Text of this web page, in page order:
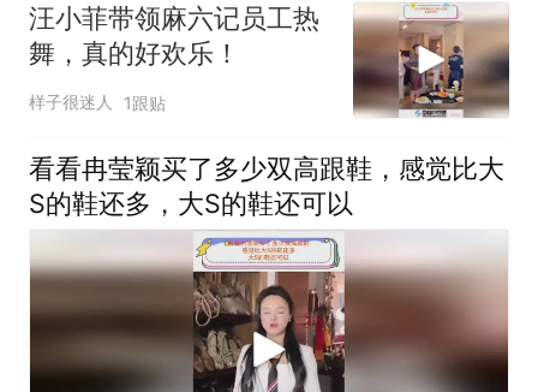
汪小菲带领麻六记员工热
舞，真的好欢乐！
样子很迷人 1跟贴
看看冉莹颖买了多少双高跟鞋，感觉比大
S的鞋还多，大S的鞋还可以